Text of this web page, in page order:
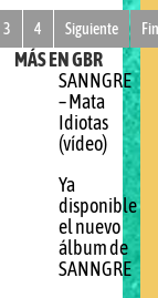
3 4 Siguiente
MÁS EN GBR
SANNGRE
– Mata
Idiotas
(vídeo)
Ya
disponible
el nuevo
álbum de
SANNGRE